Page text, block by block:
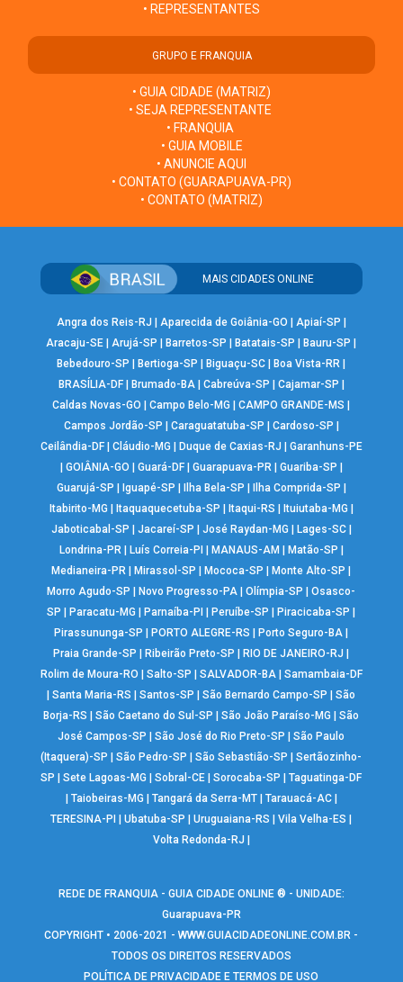
• REPRESENTANTES
GRUPO E FRANQUIA
• GUIA CIDADE (MATRIZ)
• SEJA REPRESENTANTE
• FRANQUIA
• GUIA MOBILE
• ANUNCIE AQUI
• CONTATO (GUARAPUAVA-PR)
• CONTATO (MATRIZ)
MAIS CIDADES ONLINE
Angra dos Reis-RJ Aparecida de Goiânia-GO Apiaí-SP
Aracaju-SE |Arujá-SP Barretos-SP Batatais-SP Bauru-SP
Bebedouro-SP
Bertioga-SP Biguaçu-SC Boa Vista-RR
BRASÍLIA-DF| Brumado-BA| Cabreúva-SP Cajamar-SP
Caldas Novas-GO
|Campo Belo-MG |CAMPO GRANDE-MS
Campos Jordão-SP
Caraguatatuba-SP Cardoso-SP
Ceilândia-DF| Cláudio-MG Duque de Caxias-RJ
Garanhuns-PE
GOIÂNIA-GO Guará-DF| Guarapuava-PR| Guariba-SP
Guarujá-SP
Iguapé-SP Ilha Bela-SP Ilha Comprida-SP
Itabirito-MG
Itaquaquecetuba-SP Itaqui-RS Ituiutaba-MG
Jaboticabal-SP
Jacareí-SP José Raydan-MG Lages-SC|
Londrina-PR| Luís Correia-PI MANAUS-AM Matão-SP
Medianeira-PR
Mirassol-SP Mococa-SP Monte Alto-SP
Morro Agudo-SP
Novo Progresso-PA |Olímpia-SP |Osasco-
SP
Paracatu-MG Parnaíba-PI Peruíbe-SP Piracicaba-SP
Pirassununga-SP
PORTO ALEGRE-RS Porto Seguro-BA
Praia Grande-SP
Ribeirão Preto-SP RIO DE JANEIRO-RJ
Rolim de Moura-RO
Salto-SP SALVADOR-BA| Samambaia-DF
|Santa Maria-RS |Santos-SP |São Bernardo Campo-SP |São
Borja-RS
|São Caetano do Sul-SP |São João Paraíso-MG |São
José Campos-SP
|São José do Rio Preto-SP |São Paulo
(Itaquera)-SP
|São Pedro-SP |São Sebastião-SP |Sertãozinho-
SP
|Sete Lagoas-MG |Sobral-CE |Sorocaba-SP |Taguatinga-DF
Taiobeiras-MG Tangará da Serra-MT| Tarauacá-AC|
TERESINA-PI
|Ubatuba-SP |Uruguaiana-RS |Vila Velha-ES
Volta Redonda-RJ
REDE DE FRANQUIA - GUIA CIDADE ONLINE ® - UNIDADE:
Guarapuava-PR
COPYRIGHT • 2006-2021 -WWW.GUIACIDADEONLINE.COM.BR -
TODOS OS DIREITOS RESERVADOS
POLÍTICA DE PRIVACIDADE E TERMOS DE USO